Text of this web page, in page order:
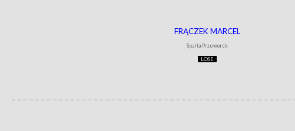
FRĄCZEK MARCEL
Sparta Przeworsk
LOSE